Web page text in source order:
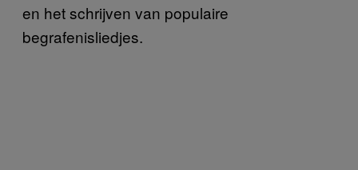
en het schrijven van populaire
begrafenisliedjes.